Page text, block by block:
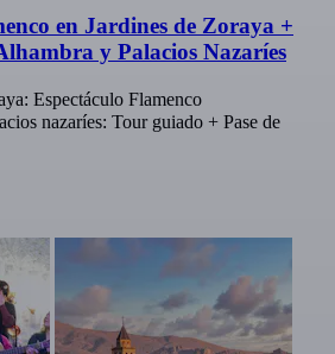
en Jardines de Zoraya +
y Palacios Nazaríes
Espectáculo Flamenco
nazaríes: Tour guiado + Pase de